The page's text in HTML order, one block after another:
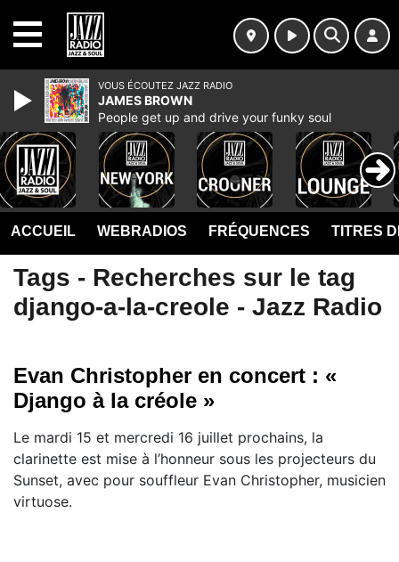
ACCUEIL WEBRADIOS FRÉQUENCES TITRES
Tags - Recherches sur le tag
django-a-la-creole - Jazz Radio
Evan Christopher en concert : «
Django à la créole »
Le mardi 15 et mercredi 16 juillet prochains, la
clarinette est mise à l’honneur sous les projecteurs du
Sunset, avec pour souffleur Evan Christopher, musicien
virtuose.
VOUS ÉCOUTEZ JAZZ RADIO
JAMES BROWN
People get up and drive your funky soul